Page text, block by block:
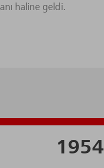
haline geldi.
1954